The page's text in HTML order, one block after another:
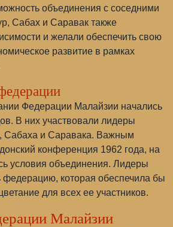
объединения с соседними
Сабах и Саравак также
и желали обеспечить свою
развитие в рамках
Федерации Малайзии начались
В них участвовали лидеры
Сабаха и Саравака. Важным
конференция 1962 года, на
условия объединения. Лидеры
федерацию, которая обеспечила бы
для всех ее участников.
Малайзии